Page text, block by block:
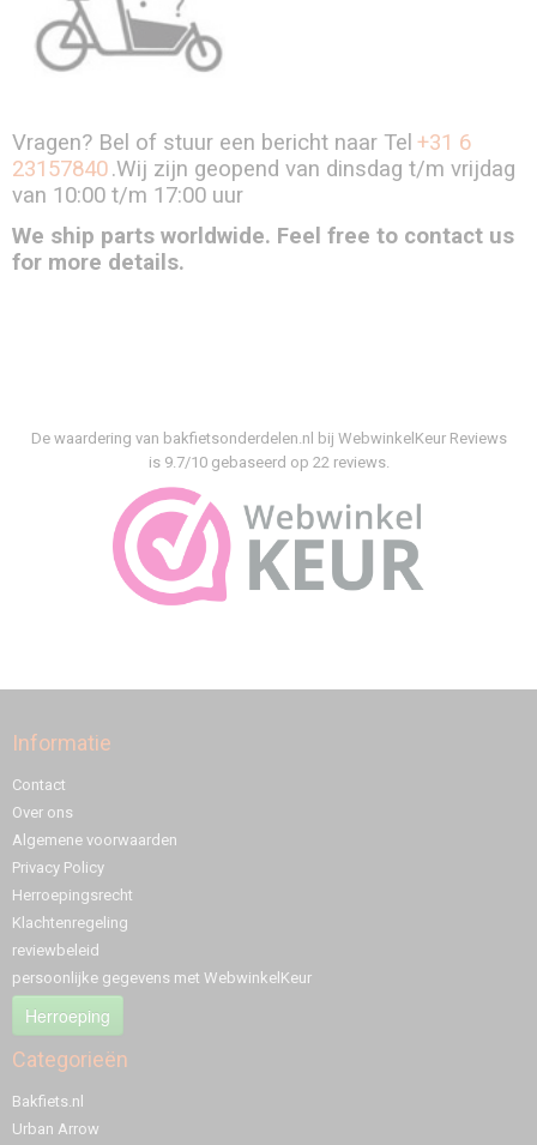
Vragen? Bel of stuur een bericht naar Tel +31 6
23157840.Wij zijn geopend van dinsdag t/m vrijdag
van 10:00 t/m 17:00 uur
We ship parts worldwide. Feel free to contact us
for more details.
De waardering van bakfietsonderdelen.nl bij WebwinkelKeur Reviews
is 9.7/10 gebaseerd op 22 reviews.
Informatie
Contact
Over ons
Algemene voorwaarden
Privacy Policy
Herroepingsrecht
Klachtenregeling
reviewbeleid
persoonlijke gegevens met WebwinkelKeur
Herroeping
Categorieën
Bakfiets.nl
Urban Arrow